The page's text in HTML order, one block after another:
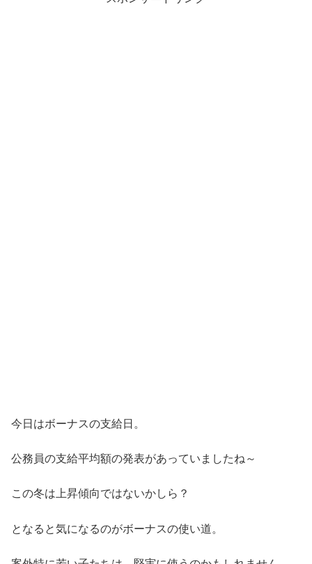
今日はボーナスの支給日。
公務員の支給平均額の発表があっていましたね～
この冬は上昇傾向ではないかしら？
となると気になるのがボーナスの使い道。